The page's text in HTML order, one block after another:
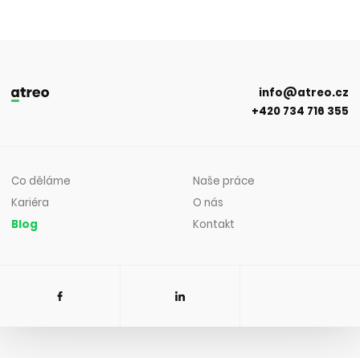
info@atreo.cz
+420 734 716 355
Co děláme
Naše práce
Kariéra
O nás
Blog
Kontakt